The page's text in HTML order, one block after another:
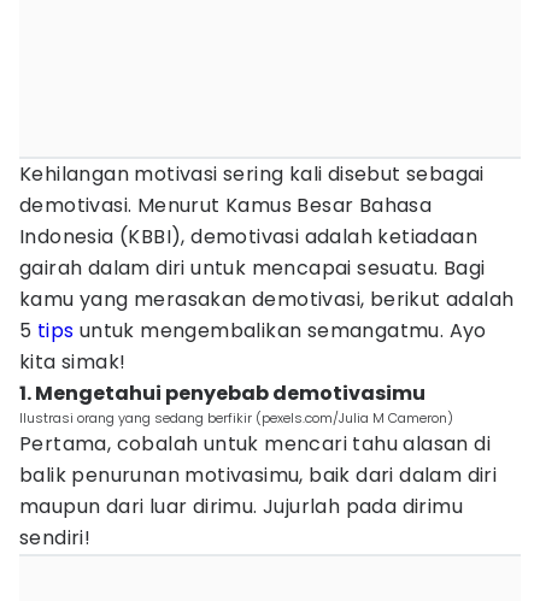
Kehilangan motivasi sering kali disebut sebagai
demotivasi. Menurut Kamus Besar Bahasa
Indonesia (KBBI), demotivasi adalah ketiadaan
gairah dalam diri untuk mencapai sesuatu. Bagi
kamu yang merasakan demotivasi, berikut adalah
5 tips untuk mengembalikan semangatmu. Ayo
kita simak!
1. Mengetahui penyebab demotivasimu
Ilustrasi orang yang sedang berfikir (pexels.com/Julia M Cameron)
Pertama, cobalah untuk mencari tahu alasan di
balik penurunan motivasimu, baik dari dalam diri
maupun dari luar dirimu. Jujurlah pada dirimu
sendiri!